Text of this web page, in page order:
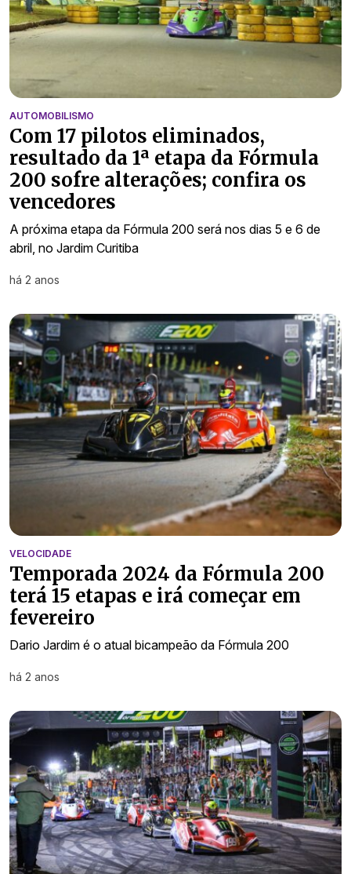
AUTOMOBILISMO
Com 17 pilotos eliminados,
resultado da 1ª etapa da Fórmula
200 sofre alterações; confira os
vencedores
A próxima etapa da Fórmula 200 será nos dias 5 e 6 de
abril, no Jardim Curitiba
há 2 anos
VELOCIDADE
Temporada 2024 da Fórmula 200
terá 15 etapas e irá começar em
fevereiro
Dario Jardim é o atual bicampeão da Fórmula 200
há 2 anos